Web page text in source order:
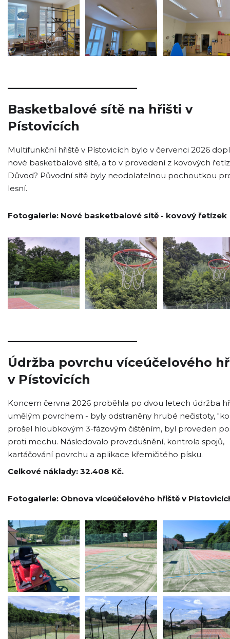
_____________________
Basketbalové sítě na hřišti v
Pístovicích
Multifunkční hřiště v Pístovicích bylo v červenci 2026
nové basketbalové sítě, a to v provedení z kovových
Důvod? Původní sítě byly neodolatelnou pochoutkou
lesní.
Fotogalerie: Nové basketbalové sítě - kovový řetízek
_____________________
Údržba povrchu víceúčelového
v Pístovicích
Koncem června 2026 proběhla po dvou letech údržba
umělým povrchem - byly odstraněny hrubé nečistoty,
prošel hloubkovým 3-fázovým čištěním, byl proveden
proti mechu. Následovalo provzdušnění, kontrola spojů,
kartáčování povrchu a aplikace křemičitého písku.
Celkové náklady: 32.408 Kč.
Fotogalerie: Obnova víceúčelového hřiště v